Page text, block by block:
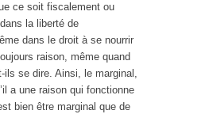
ce soit fiscalement ou
la liberté de
dans le droit à se nourrir
raison, même quand
ils se dire. Ainsi, le marginal,
a une raison qui fonctionne
bien être marginal que de